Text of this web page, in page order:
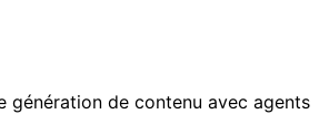
génération de contenu avec agents